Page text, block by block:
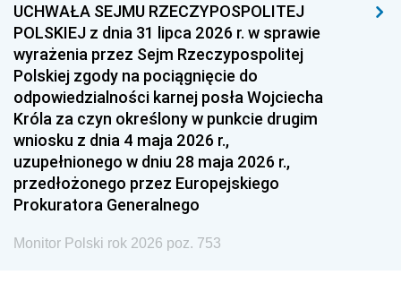
UCHWAŁA SEJMU RZECZYPOSPOLITEJ
POLSKIEJ z dnia 31 lipca 2026 r. w sprawie
wyrażenia przez Sejm Rzeczypospolitej
Polskiej zgody na pociągnięcie do
odpowiedzialności karnej posła Wojciecha
Króla za czyn określony w punkcie drugim
wniosku z dnia 4 maja 2026 r.,
uzupełnionego w dniu 28 maja 2026 r.,
przedłożonego przez Europejskiego
Prokuratora Generalnego
Monitor Polski rok 2026 poz. 753